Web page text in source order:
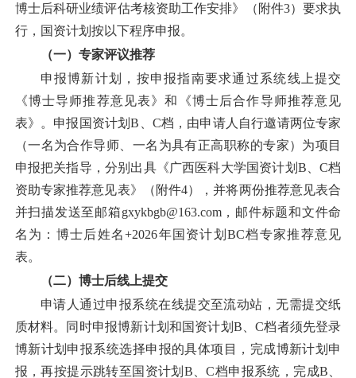
博士后科研业绩评估考核资助工作安排》（附件3）要求执
行，国资计划按以下程序申报。
（一）专家评议推荐
申报博新计划，按申报指南要求通过系统线上提交
《博士导师推荐意见表》和《博士后合作导师推荐意见
表》。申报国资计划B、C档，由申请人 自行邀请两位专家
（一名为合作导师、一名为具有正高职称的专家）为项目
申报把关指导，分别出具《广西医科大学国资计划 B、C档
资助专家推荐意见表》（附件4），并将两份推荐意见表合
并扫描发送至邮箱gxykbgb@163.com，邮件标题和文件命
名为：博士后姓名+2026年国资计划BC档专家推荐意见
表。
（二） 博士后线上提交
申请人通过申报系统在线提交至流动站 ，无需提交纸
质材料。同时申报博新计划和国资计划 B、C档者须先登录
博新计划申报系统选择申报的具体项目，完成博新计划申
报，再按提示跳转至国资计划B、C档申报系统，完成B、